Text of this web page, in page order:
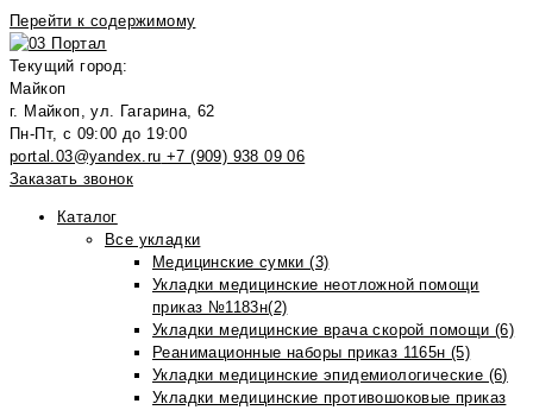
Перейти к содержимому
Текущий город:
Майкоп
г. Майкоп, ул. Гагарина, 62
Пн-Пт, с 09:00 до 19:00
portal.03@yandex.ru +7 (909) 938 09 06
Заказать звонок
Каталог
Все укладки
Медицинские сумки (3)
Укладки медицинские неотложной помощи
приказ №1183н(2)
Укладки медицинские врача скорой помощи (6)
Реанимационные наборы приказ 1165н (5)
Укладки медицинские эпидемиологические (6)
Укладки медицинские противошоковые приказ